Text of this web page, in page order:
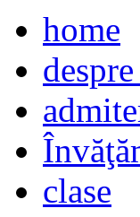
home
clase